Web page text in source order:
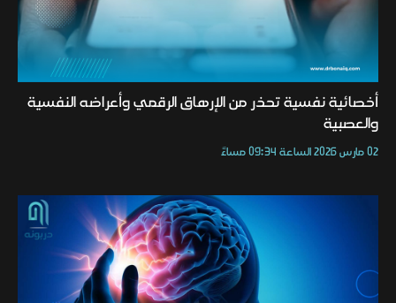
أخصائية نفسية تحذر من الإرهاق الرقمي وأعراضه النفسية
والعصبية
02 مارس 2026 الساعة 09:34 مساءً